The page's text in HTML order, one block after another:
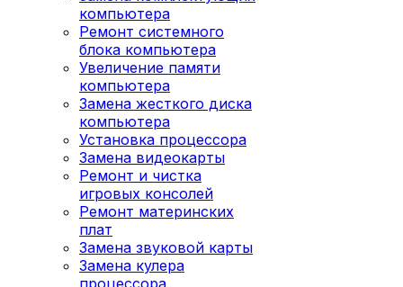
компьютера
Ремонт системного
блока компьютера
Увеличение памяти
компьютера
Замена жесткого диска
компьютера
Установка процессора
Замена видеокарты
Ремонт и чистка
игровых консолей
Ремонт материнских
плат
Замена звуковой карты
Замена кулера
процессора